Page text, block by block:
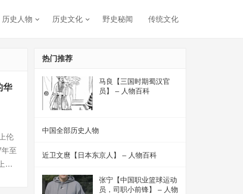
历史人物 历史文化 野史秘闻 传统文化
华
伦
至
长
热门推荐
马良【三国时期蜀汉官
员】 – 人物百科
中国全部历史人物
近卫文麿【日本东京人】 – 人物百科
张宁【中国职业篮球运动
员，司职小前锋】 – 人物